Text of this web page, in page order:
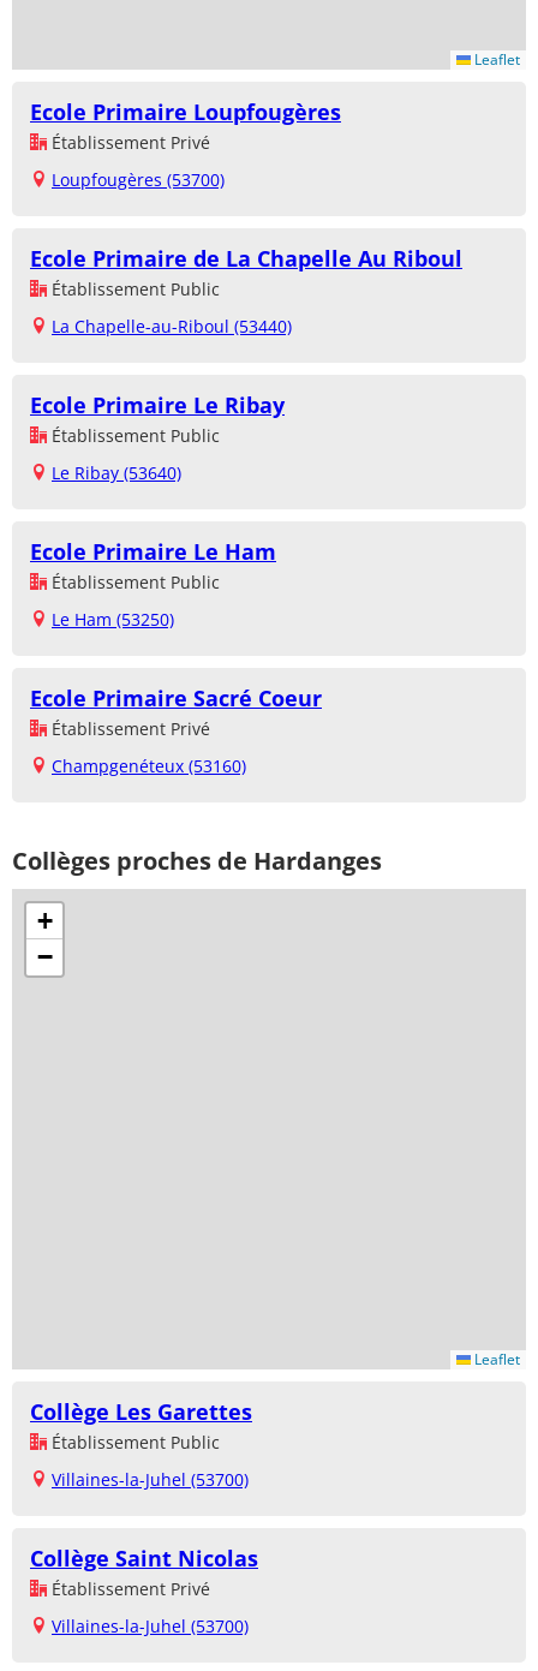
Leaflet
Ecole Primaire Loupfougères
Établissement Privé
Loupfougères (53700)
Ecole Primaire de La Chapelle Au Riboul
Établissement Public
La Chapelle-au-Riboul (53440)
Ecole Primaire Le Ribay
Établissement Public
Le Ribay (53640)
Ecole Primaire Le Ham
Établissement Public
Le Ham (53250)
Ecole Primaire Sacré Coeur
Établissement Privé
Champgenéteux (53160)
Collèges proches de Hardanges
+
−
Leaflet
Collège Les Garettes
Établissement Public
Villaines-la-Juhel (53700)
Collège Saint Nicolas
Établissement Privé
Villaines-la-Juhel (53700)